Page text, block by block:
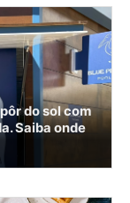
do sol com
Saiba onde